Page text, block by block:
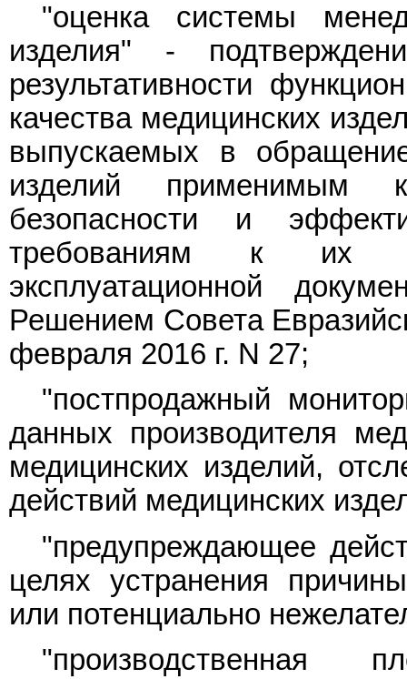
"оценка системы
изделия" -
результативности
качества медицинских
выпускаемых в
изделий
безопасности и
требованиям к их
эксплуатационной
Решением Совета
февраля 2016 г. N 27;
"постпродажный
данных производителя
медицинских изделий,
действий медицинских
"предупреждающее
целях устранения
или потенциально
"производственная